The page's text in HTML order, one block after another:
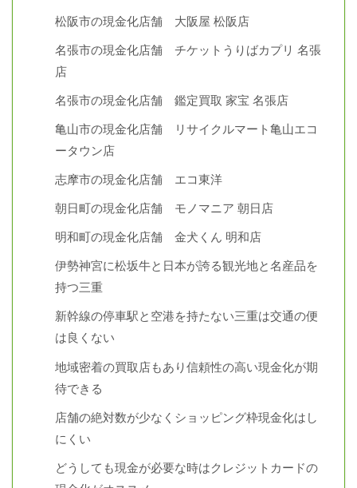
松阪市の現金化店舗 大阪屋 松阪店
名張市の現金化店舗 チケットうりばカプリ 名張
店
名張市の現金化店舗 鑑定買取 家宝 名張店
亀山市の現金化店舗 リサイクルマート亀山エコ
ータウン店
志摩市の現金化店舗 エコ東洋
朝日町の現金化店舗 モノマニア 朝日店
明和町の現金化店舗 金犬くん 明和店
伊勢神宮に松坂牛と日本が誇る観光地と名産品を
持つ三重
新幹線の停車駅と空港を持たない三重は交通の便
は良くない
地域密着の買取店もあり信頼性の高い現金化が期
待できる
店舗の絶対数が少なくショッピング枠現金化はし
にくい
どうしても現金が必要な時はクレジットカードの